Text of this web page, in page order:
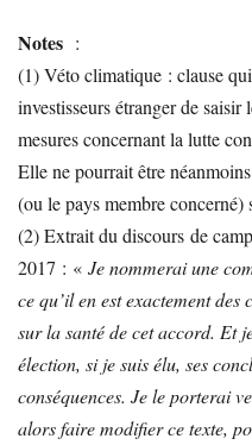
Notes :
(1) Véto climatique : clause
investisseurs étranger de
mesures concernant la lutte
Elle ne pourrait être
(ou le pays membre concerné)
(2) Extrait du discours de
2017 : « Je nommerai une
ce qu’il en est exactement des
sur la santé de cet accord. Et
élection, si je suis élu, ses
conséquences. Je le porterai
alors faire modifier ce texte,